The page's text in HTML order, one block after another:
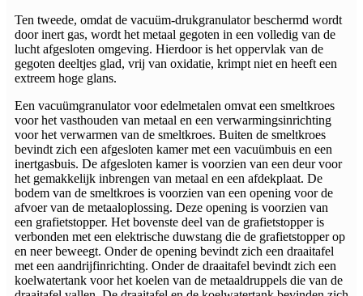
Ten tweede, omdat de vacuüm-drukgranulator beschermd wordt
door inert gas, wordt het metaal gegoten in een volledig van de
lucht afgesloten omgeving. Hierdoor is het oppervlak van de
gegoten deeltjes glad, vrij van oxidatie, krimpt niet en heeft een
extreem hoge glans.
Een vacuümgranulator voor edelmetalen omvat een smeltkroes
voor het vasthouden van metaal en een verwarmingsinrichting
voor het verwarmen van de smeltkroes. Buiten de smeltkroes
bevindt zich een afgesloten kamer met een vacuümbuis en een
inertgasbuis. De afgesloten kamer is voorzien van een deur voor
het gemakkelijk inbrengen van metaal en een afdekplaat. De
bodem van de smeltkroes is voorzien van een opening voor de
afvoer van de metaaloplossing. Deze opening is voorzien van
een grafietstopper. Het bovenste deel van de grafietstopper is
verbonden met een elektrische duwstang die de grafietstopper op
en neer beweegt. Onder de opening bevindt zich een draaitafel
met een aandrijfinrichting. Onder de draaitafel bevindt zich een
koelwatertank voor het koelen van de metaaldruppels die van de